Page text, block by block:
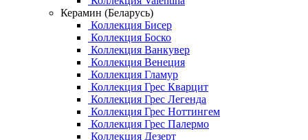
Керамин (Беларусь)
Коллекция Бисер
Коллекция Боско
Коллекция Ванкувер
Коллекция Венеция
Коллекция Гламур
Коллекция Грес Кварцит
Коллекция Грес Легенда
Коллекция Грес Ноттингем
Коллекция Грес Палермо
Коллекция Дезерт